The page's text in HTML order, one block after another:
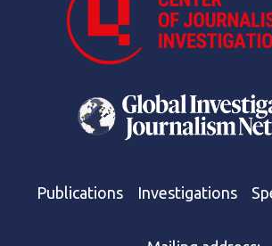
Publications Investigations